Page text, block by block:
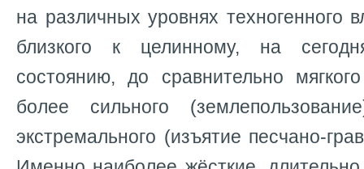
на различных уровнях техногенного
близкого к целинному, на
состоянию, до сравнительно
более сильного
экстремального (изъятие песчано-